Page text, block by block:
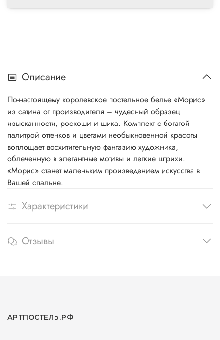
Описание
По-настоящему королевское постельное белье «Морис»
из сатина от производителя – чудесный образец
изысканности, роскоши и шика. Комплект с богатой
палитрой оттенков и цветами необыкновенной красоты
воплощает восхитительную фантазию художника,
облеченную в элегантные мотивы и легкие штрихи.
«Морис» станет маленьким произведением искусства в
Вашей спальне.
Характеристики
Отзывы
АРТПОСТЕЛЬ.РФ